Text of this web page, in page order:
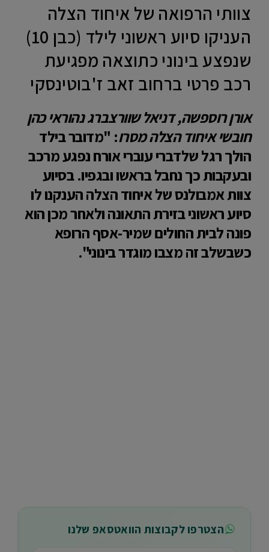
צוותי הרפואה של איחוד הצלה
העניקו סיוע ראשוני לילד (כבן 10)
שנפצע בינוני כתוצאה מפגיעת
רכב פרטי ברחוב זאב ז'בוטינסקי
אורן רוספשה, דניאל שוורצברג נהוראי כהן
חובשי איחוד הצלה מסרו: "מדובר בילד
הולך רגל שלדברי עוברי אורח נפגע מרכב
ובעקבות כך נחבל בראשו ובגפיו. בסיוע
צוות אמבולנס של איחוד הצלה הענקנו לו
סיוע ראשוני בזירת התאונה ולאחר מכן הוא
פונה לבית החולים שמיר-אסף הרופא
כשבשלב זה מצבו מוגדר בינוני".
הצטרפו לקבוצות הוואטסאפ שלנו